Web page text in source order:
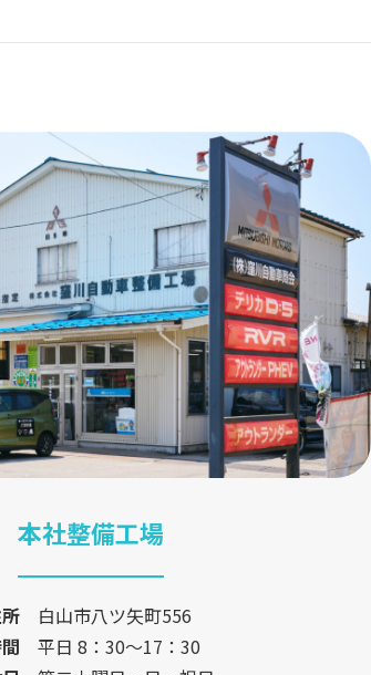
本社整備工場
白山市八ツ矢町556
平日 8：30〜17：30